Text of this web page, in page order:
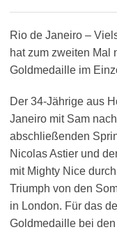
Rio de Janeiro –
hat zum zweiten Mal
Goldmedaille im
Der 34-Jährige aus
Janeiro mit Sam
abschließenden
Nicolas Astier und
mit Mighty Nice
Triumph von den
in London. Für das
Goldmedaille bei